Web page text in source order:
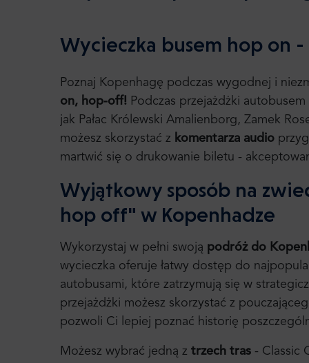
Wycieczka busem hop on
Poznaj Kopenhagę podczas wygodnej i
on, hop-off! Podczas przejażdżki
jak Pałac Królewski Amalienborg, Zamek
możesz skorzystać z komentarza audio
martwić się o drukowanie biletu -
Wyjątkowy sposób na
hop off" w Kopenhadze
Wykorzystaj w pełni swoją podróż do
wycieczka oferuje łatwy dostęp do
autobusami, które zatrzymują się w
przejażdżki możesz skorzystać z
pozwoli Ci lepiej poznać historię
Możesz wybrać jedną z trzech tras - Classic